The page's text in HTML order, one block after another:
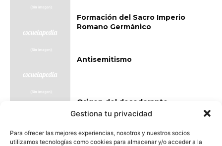
Gestiona tu privacidad
Para ofrecer las mejores experiencias, nosotros y nuestros socios
utilizamos tecnologías como cookies para almacenar y/o acceder a la
Formación del Sacro Imperio
Romano Germánico
Antisemitismo
Origen del desodorante